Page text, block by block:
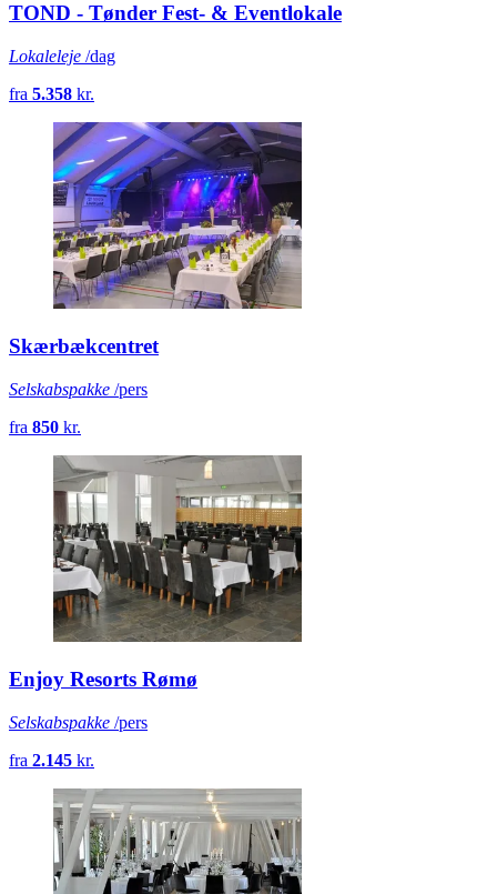
TOND - Tønder Fest- & Eventlokale
Lokaleleje /dag
fra 5.358 kr.
Skærbækcentret
Selskabspakke /pers
fra 850 kr.
Enjoy Resorts Rømø
Selskabspakke /pers
fra 2.145 kr.